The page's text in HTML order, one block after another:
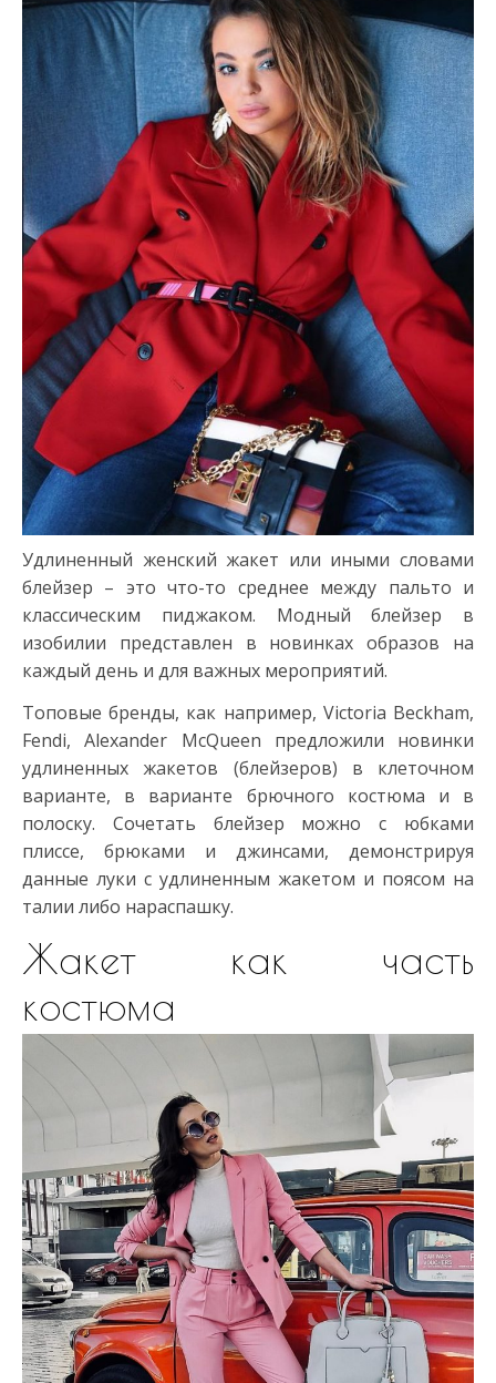
Удлиненный женский жакет или иными словами
блейзер – это что-то среднее между пальто и
классическим пиджаком. Модный блейзер в
изобилии представлен в новинках образов на
каждый день и для важных мероприятий.
Топовые бренды, как например, Victoria Beckham,
Fendi, Alexander McQueen предложили новинки
удлиненных жакетов (блейзеров) в клеточном
варианте, в варианте брючного костюма и в
полоску. Сочетать блейзер можно с юбками
плиссе, брюками и джинсами, демонстрируя
данные луки с удлиненным жакетом и поясом на
талии либо нараспашку.
Жакет как часть
костюма